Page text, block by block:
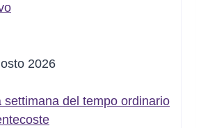
2026
settimana del tempo ordinario